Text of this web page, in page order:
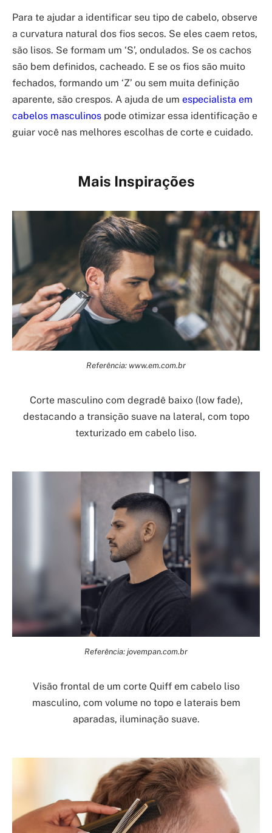
Para te ajudar a identificar seu tipo de cabelo, observe
a curvatura natural dos fios secos. Se eles caem retos,
são lisos. Se formam um ‘S’, ondulados. Se os cachos
são bem definidos, cacheado. E se os fios são muito
fechados, formando um ‘Z’ ou sem muita definição
aparente, são crespos. A ajuda de um especialista em
cabelos masculinos pode otimizar essa identificação e
guiar você nas melhores escolhas de corte e cuidado.
Mais Inspirações
Referência: www.em.com.br
Corte masculino com degradê baixo (low fade),
destacando a transição suave na lateral, com topo
texturizado em cabelo liso.
Referência: jovempan.com.br
Visão frontal de um corte Quiff em cabelo liso
masculino, com volume no topo e laterais bem
aparadas, iluminação suave.